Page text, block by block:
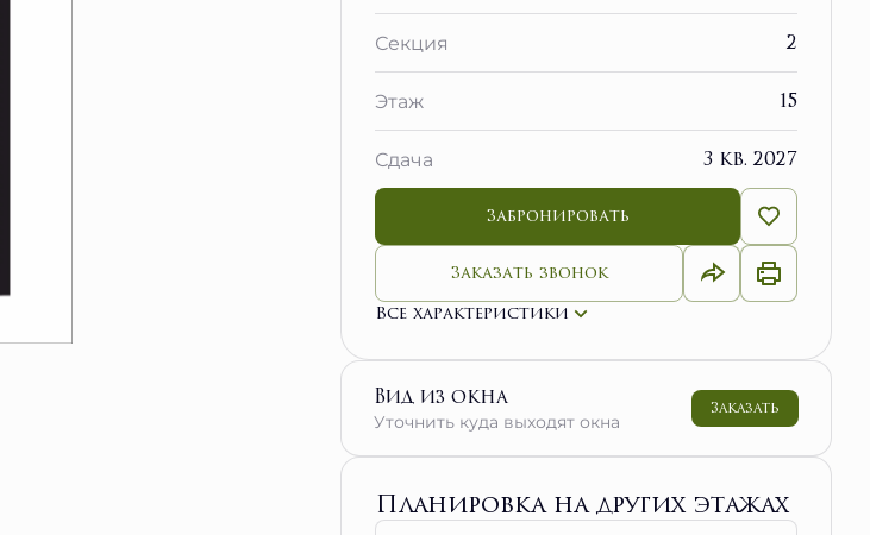
Секция 2
Этаж 15
Сдача 3 кв. 2027
Забронировать
Заказать звонок
Все характеристики
Вид из окна
Уточнить куда выходят окна
Заказать
Планировка на других этажах